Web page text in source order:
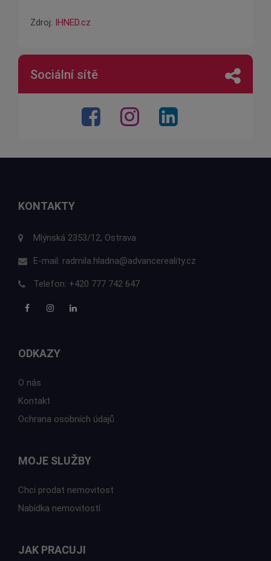
Zdroj: IHNED.cz
Sociální sítě
KONTAKTY
Mlýnská 2353/12, Ostrava
E-mail: radmila.hladna@advancereality.cz
Telefon: +420 777 742 647
ODKAZY
O nás
Kontakt
Ochrana osobních údajů
MOJE SLUŽBY
Chci prodat nemovitost
Nabídka nemovitostí
JAK PRACUJI